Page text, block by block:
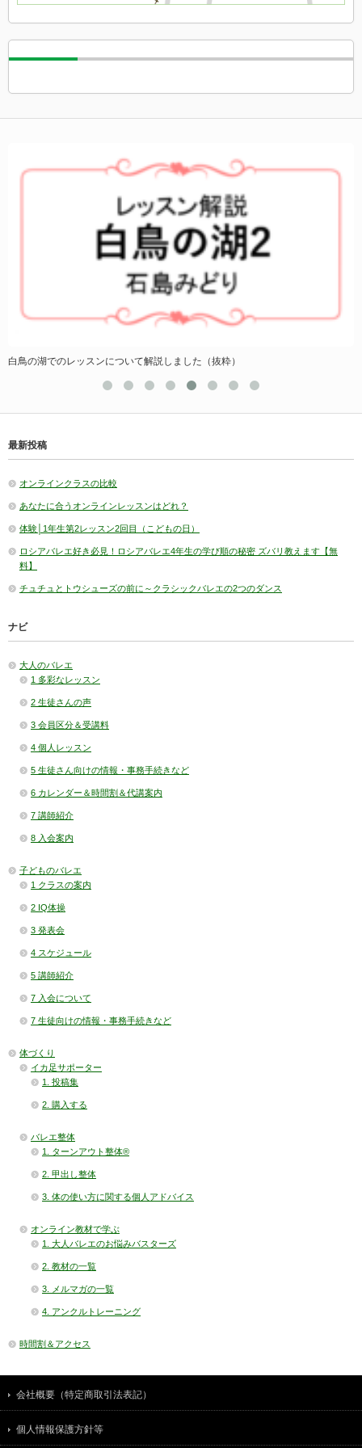
しました（抜粋） 【腕を優雅に動かせてこその芸術】
最新投稿
オンラインクラスの比較
あなたに合うオンラインレッスンはどれ？
体験│1年生第2レッスン2回目（こどもの日）
ロシアバレエ好き必見！ロシアバレエ4年生の学び順の秘密 ズバリ教えます【無
料】
チュチュとトウシューズの前に～クラシックバレエの2つのダンス
ナビ
大人のバレエ
1 多彩なレッスン
2 生徒さんの声
3 会員区分＆受講料
4 個人レッスン
5 生徒さん向けの情報・事務手続きなど
6 カレンダー＆時間割＆代講案内
7 講師紹介
8 入会案内
子どものバレエ
1 クラスの案内
2 IQ体操
3 発表会
4 スケジュール
5 講師紹介
7 入会について
7 生徒向けの情報・事務手続きなど
体づくり
イカ足サポーター
1. 投稿集
2. 購入する
バレエ整体
1. ターンアウト整体®
2. 甲出し整体
3. 体の使い方に関する個人アドバイス
オンライン教材で学ぶ
1. 大人バレエのお悩みバスターズ
2. 教材の一覧
3. メルマガの一覧
4. アンクルトレーニング
時間割＆アクセス
会社概要（特定商取引法表記）
個人情報保護方針等